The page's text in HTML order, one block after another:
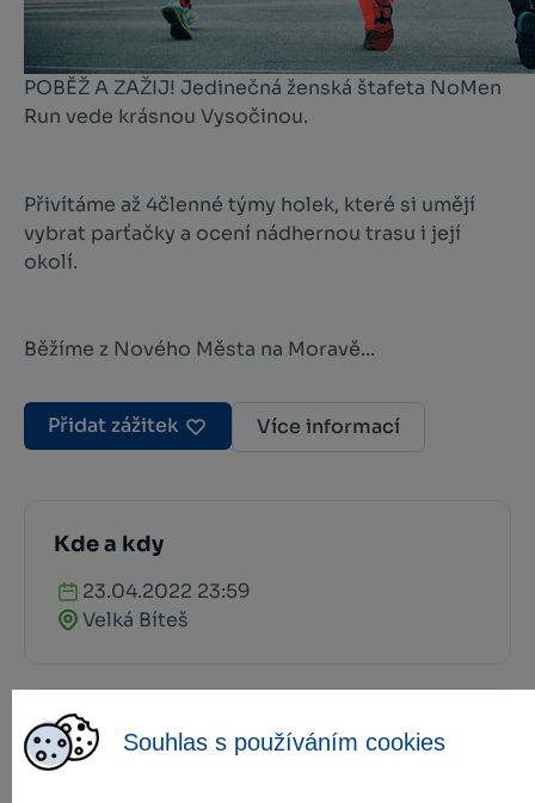
Souhlas s používáním cookies
POBĚŽ A ZAŽIJ! Jedinečná ženská štafeta NoMen
Run vede krásnou Vysočinou.
Přivítáme až 4členné týmy holek, které si umějí
vybrat parťačky a ocení nádhernou trasu i její
okolí.
Běžíme z Nového Města na Moravě...
Přidat zážitek Více informací
Kde a kdy
23.04.2022 23:59
Velká Bíteš
Kontakt